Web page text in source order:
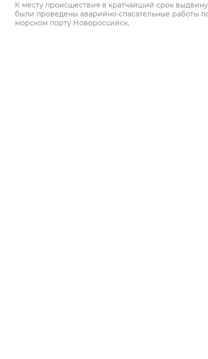
К месту происшествия в кратчайший срок
были проведены аварийно-спасательные работы
морском порту Новороссийск.